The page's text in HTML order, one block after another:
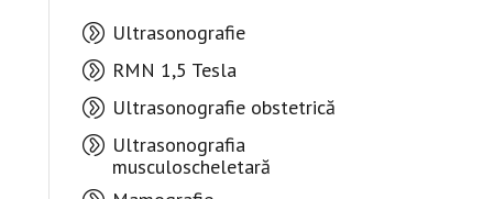
Ultrasonografie
RMN 1,5 Tesla
Ultrasonografie obstetrică
Ultrasonografia
musculoscheletară